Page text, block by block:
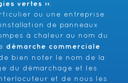
vertes ››.
ou une entreprise
de panneaux
à chaleur au nom du
démarche commerciale
bien noter le nom de la
du démarchage et les
et de nous les